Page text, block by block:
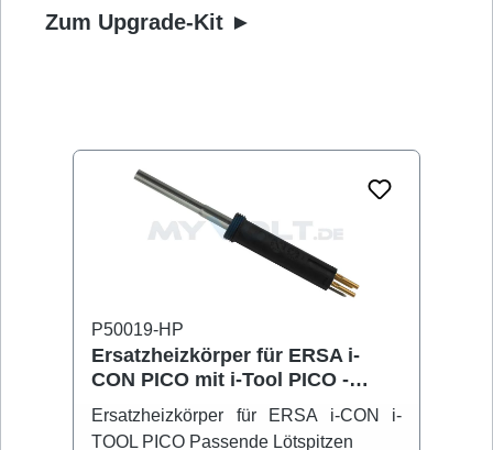
Zum Upgrade-Kit ►
Produktgalerie überspringen
P50019-HP
Ersatzheizkörper für ERSA i-
CON PICO mit i-Tool PICO -
013100J
Ersatzheizkörper für ERSA i-CON i-
TOOL PICO Passende Lötspitzen